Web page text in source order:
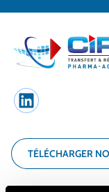
LinkedIn
TÉLÉCHARGER